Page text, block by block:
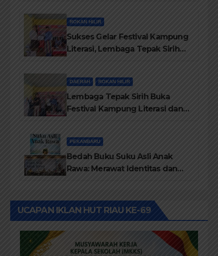
ROKAN HILIR
Sukses Gelar Festival Kampung
Literasi, Lembaga Tepak Sirih
DAERAH ROKAN HILIR
Lembaga Tepak Sirih Buka
Festival Kampung Literasi dan
PEKANBARU
Bedah Buku Suku Asli Anak
Rawa: Merawat Identitas dan
UCAPAN IKLAN HUT RIAU KE-69